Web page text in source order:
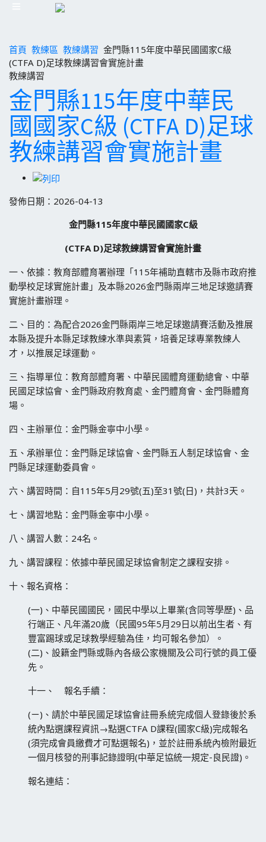
首頁 教練區 教練講習 金門縣115年度中華民國國家C級
(CTFA D)足球教練講習會實施計畫
教練講習
金門縣115年度中華民
國國家C級 (CTFA D)足球
教練講習會實施計畫
發佈日期：2026-04-13
金門縣115年度中華民國國家C級
(CTFA D)足球教練講習會實施計畫
一、依據：教育部體育署辦理「115年補助直轄市及縣市政府推
動學校足球實施計畫」及本縣2026金門縣兩岸三地足球邀請賽
實施計畫辦理。
二、目的：為配合2026金門縣兩岸三地足球邀請賽活動及推展
本縣及提升本縣足球教練水準與素質，培養足球專業教練人
才，以推展足球運動。
三、指導單位：教育部體育署、中華民國體育運動總會、中華
民國足球協會、金門縣政府教育處、金門體育會、金門縣體育
場。
四、主辦單位：金門縣金寧中小學。
五、承辦單位：金門縣足球協會、金門縣五人制足球協會、金
門縣足球運動委員會。
六、講習時間：自115年5月29號(五)至31號(日)，共計3天。
七、講習地點：金門縣金寧中小學。
八、講習人數：24名。
九、講習課程：依據中華民國足球協會制定之課程安排。
十、報名資格：
(一)、中華民國國民，國民中學以上畢業(含同等學歷)、品
行端正、凡年滿20歲（民國95年5月29日以前出生者、有
豐富踢球或足球教學經驗為佳，均可報名參加）。
(二)、設籍金門縣或縣內各級公家機關及公司行號的員工優
先。
十一、 報名手續：
(ㄧ)、請於中華民國足球協會註冊系統完成個人登錄後於系
統內點選課程資訊→點選CTFA D課程(國家C級)完成報名
(須完成會員繳費才可點選報名)，並於註冊系統內檢附最近
一個月核發的刑事記錄證明(中華足協統一規定-良民證)。
報名連結：